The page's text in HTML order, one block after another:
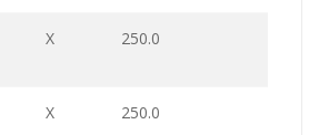
X 250.0
X 250.0